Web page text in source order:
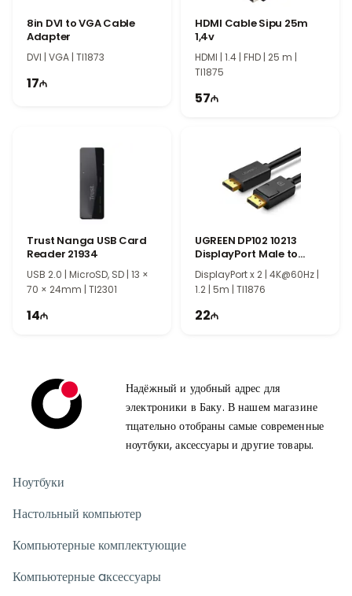
Trust USB-C Hub Halyx 4-Port 24948
идеальный выбор для всех, кто ищет компактный, надёжный и
функциональный USB-расширитель.
8in DVI to VGA Cable
Adapter
DVI | VGA | TI1873
17
HDMI Cable Sipu 25m
1,4v
HDMI | 1.4 | FHD | 25 m |
TI1875
57
Trust Nanga USB Card
Reader 21934
USB 2.0 | MicroSD, SD | 13 ×
70 × 24mm | TI2301
14
UGREEN DP102 10213
DisplayPort Male to
Male Cable 5m
DisplayPort x 2 | 4K@60Hz |
1.2 | 5m | TI1876
22
Надёжный и удобный адрес для
электроники в Баку. В нашем магазине
тщательно отобраны самые современные
ноутбуки, аксессуары и другие товары.
Ноутбуки
Настольный компьютер
Компьютерные комплектующие
Компьютерные aксессуары